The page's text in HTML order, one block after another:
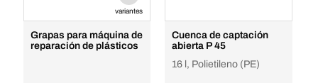
variantes
Grapas para máquina de
reparación de plásticos
Cuenca de captación
abierta P 45
16 l, Polietileno (PE)